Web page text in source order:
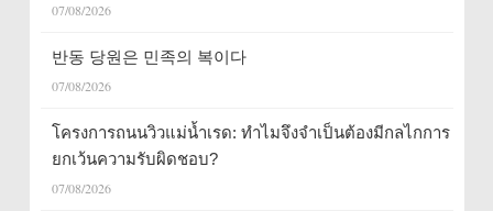
07/08/2026
반동 당원은 민족의 복이다
07/08/2026
โครงการถนนวิวแม่น้ำเรด: ทำไมจึงจำเป็นต้องมีกลไกการ
ยกเว้นความรับผิดชอบ?
07/08/2026